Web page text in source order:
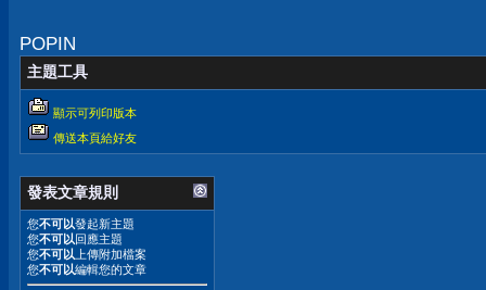
POPIN
主題工具
顯示可列印版本
傳送本頁給好友
發表文章規則
您不可以發起新主題
您不可以回應主題
您不可以 上傳附加檔案
您不可以編輯您的文章